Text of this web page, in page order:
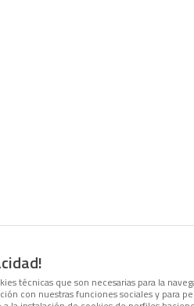
técnicas que son necesarias para la
con nuestras funciones sociales y